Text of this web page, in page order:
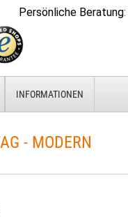
Persönliche Beratung:
INFORMATIONEN
- MODERN